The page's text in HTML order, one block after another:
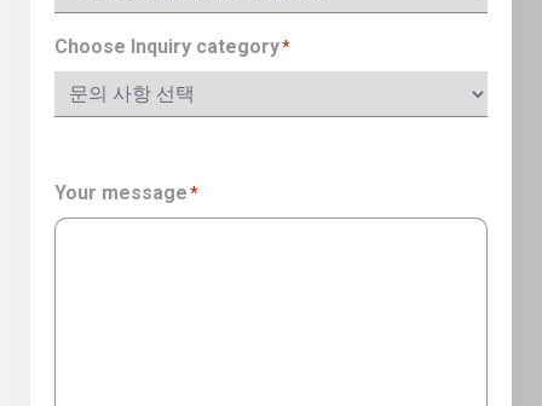
Choose Inquiry category*
Your message*